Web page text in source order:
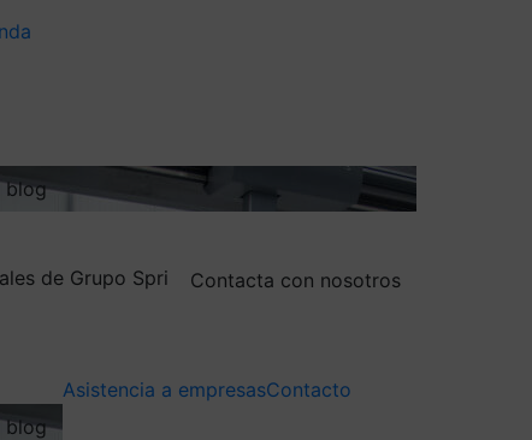
blog
de Grupo Spri
Contacta con nosotros
blog
Asistencia a empresasContacto